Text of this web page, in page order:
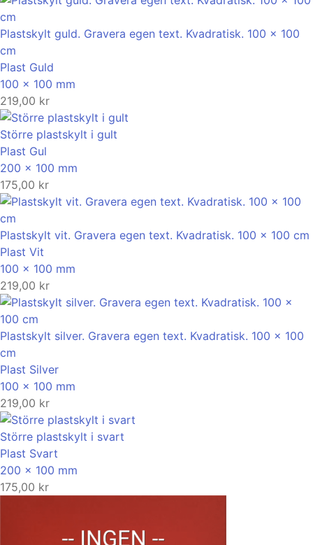
Plastskylt guld. Gravera egen text. Kvadratisk. 100 x 100
cm
Plast Guld
100 x 100 mm
219,00 kr
Större plastskylt i gult
Plast Gul
200 x 100 mm
175,00 kr
Plastskylt vit. Gravera egen text. Kvadratisk. 100 x 100 cm
Plast Vit
100 x 100 mm
219,00 kr
Plastskylt silver. Gravera egen text. Kvadratisk. 100 x 100
cm
Plast Silver
100 x 100 mm
219,00 kr
Större plastskylt i svart
Plast Svart
200 x 100 mm
175,00 kr